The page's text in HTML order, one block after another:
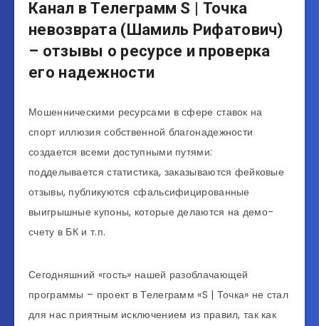
Канал в Телеграмм S | Точка
невозврата (Шамиль Рифатович)
– отзывы о ресурсе и проверка
его надежности
Мошенническими ресурсами в сфере ставок на
спорт иллюзия собственной благонадежности
создается всеми доступными путями:
подделывается статистика, заказываются фейковые
отзывы, публикуются сфальсифицированные
выигрышные купоны, которые делаются на демо-
счету в БК и т.п.
Сегодняшний «гость» нашей разоблачающей
программы – проект в Телеграмм «S | Точка» не стал
для нас приятным исключением из правил, так как